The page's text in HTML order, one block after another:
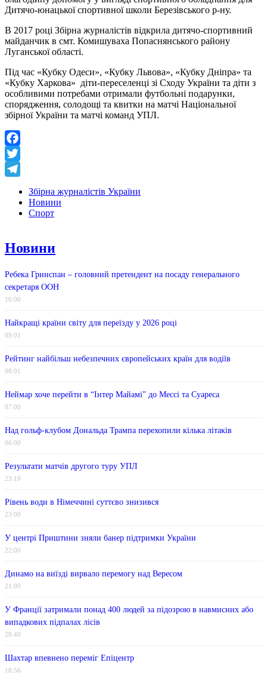
Дитячо-юнацької спортивної школи Березівського р-ну.
В 2017 році Збірна журналістів відкрила дитячо-спортивний
майданчик в смт. Комишуваха Попаснянського району
Луганської області.
Під час «Кубку Одеси», «Кубку Львова», «Кубку Дніпра» та
«Кубку Харкова» діти-переселенці зі Сходу України та діти з
особливими потребами отримали футбольні подарунки,
спорядження, солодощі та квитки на матчі Національної
збірної України та матчі команд УПЛ.
Facebook
Twitter
Збірна журналістів України
Новини
Спорт
Новини
Ребека Гринспан – головний претендент на посаду генерального
секретаря ООН
10:00
Найкращі країни світу для переїзду у 2026 році
09:01
Рейтинг найбільш небезпечних європейських країн для водіїв
08:01
Неймар хоче перейти в “Інтер Майамі” до Мессі та Суареса
07:00
Над гольф-клубом Дональда Трампа перехопили кілька літаків
06:00
Результати матчів другого туру УПЛ
23:19
Рівень води в Німеччині суттєво знизився
23:00
У центрі Приштини зняли банер підтримки України
22:00
Динамо на виїзді вирвало перемогу над Вересом
21:00
У Франції затримали понад 400 людей за підозрою в навмисних або
випадкових підпалах лісів
20:40
Шахтар впевнено переміг Епіцентр
18:56